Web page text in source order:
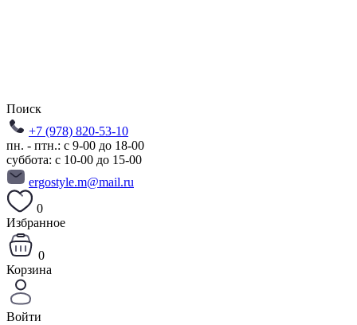
Поиск
+7 (978) 820-53-10
пн. - птн.: с 9-00 до 18-00
суббота: с 10-00 до 15-00
ergostyle.m@mail.ru
0
Избранное
0
Корзина
Войти